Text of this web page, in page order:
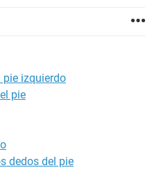
pie izquierdo
pie
dedos del pie